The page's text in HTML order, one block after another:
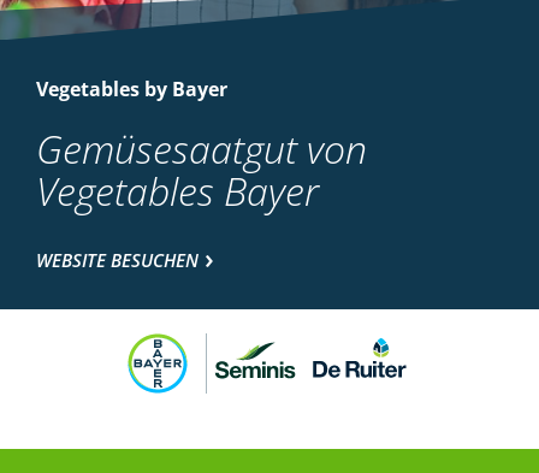
Vegetables by Bayer
Gemüsesaatgut von
Vegetables Bayer
WEBSITE BESUCHEN